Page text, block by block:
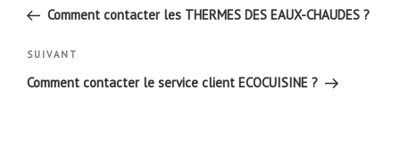
l’article
précédent
Comment contacter les THERMES DES EAUX-CHAUDES ?
Article
suivant
SUIVANT
Comment contacter le service client ECOCUISINE ?